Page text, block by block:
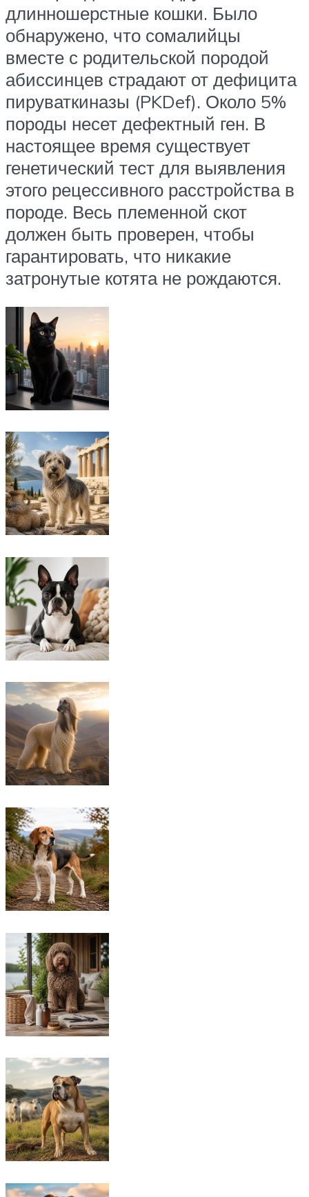
длинношерстные кошки. Было
обнаружено, что сомалийцы
вместе с родительской породой
абиссинцев страдают от дефицита
пируваткиназы (PKDef). Около 5%
породы несет дефектный ген. В
настоящее время существует
генетический тест для выявления
этого рецессивного расстройства в
породе. Весь племенной скот
должен быть проверен, чтобы
гарантировать, что никакие
затронутые котята не рождаются.